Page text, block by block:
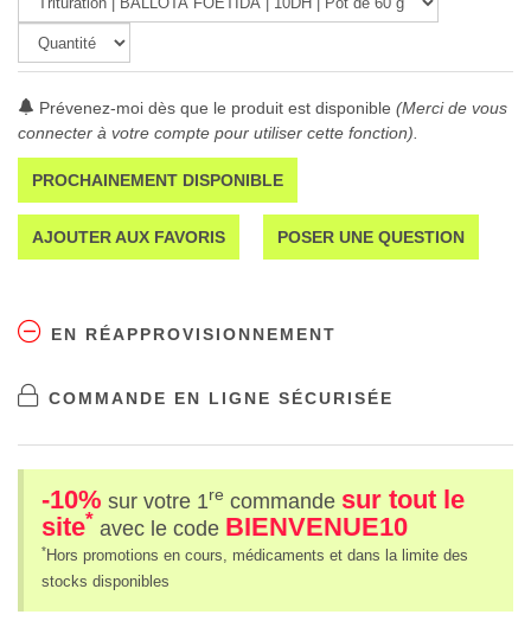
Prévenez-moi dès que le produit est disponible (Merci de vous
connecter à votre compte pour utiliser cette fonction).
PROCHAINEMENT DISPONIBLE
AJOUTER AUX FAVORIS POSER UNE QUESTION
EN RÉAPPROVISIONNEMENT
COMMANDE EN LIGNE SÉCURISÉE
-10% sur votre 1re commande sur tout le
site* avec le code BIENVENUE10
*Hors promotions en cours, médicaments et dans la limite des
stocks disponibles